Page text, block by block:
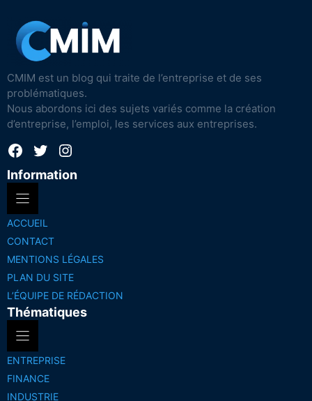
CMIM est un blog qui traite de l’entreprise et de ses
problématiques.
Nous abordons ici des sujets variés comme la création
d’entreprise, l’emploi, les services aux entreprises.
Facebook
TwitterInstagram
Information
ACCUEIL
CONTACT
MENTIONS LÉGALES
PLAN DU SITE
L’ÉQUIPE DE RÉDACTION
Thématiques
ENTREPRISE
FINANCE
INDUSTRIE